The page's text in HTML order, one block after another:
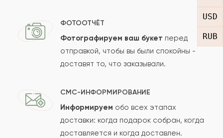
USD
RUB
М Матвей
Показать еще
Оставить свой отзыв
Ваше имя
ФОТООТЧЁТ
Фотографируем ваш букет перед
отправкой, чтобы вы были спокойны -
доставят то, что заказывали.
СМС-ИНФОРМИРОВАНИЕ
Информируем обо всех этапах
доставки: когда подарок собран, когда
доставляется и когда доставлен.